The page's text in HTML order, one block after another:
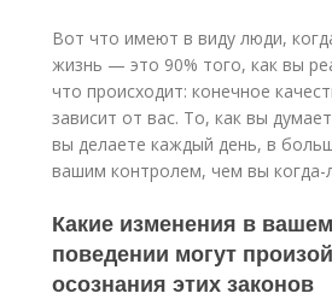
Вот что имеют в виду люди,
жизнь — это 90% того, как вы
что происходит: конечное
зависит от вас. То, как вы
вы делаете каждый день, в
вашим контролем, чем вы когда-
Какие изменения в
поведении могут
осознания этих законов